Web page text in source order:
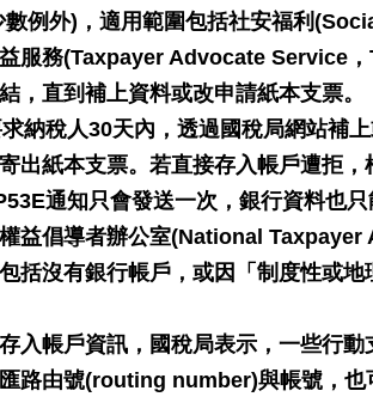
例外)，適用範圍包括社安福利
服務(Taxpayer Advocate Service
，直到補上資料或改申請紙本支票。
納稅人30天內，透過國稅局網站補
出紙本支票。若直接存入帳戶遭拒
通知只會發送一次，銀行資料也只
益倡導者辦公室(National
括沒有銀行帳戶，或因「制度性或
入帳戶資訊，國稅局表示，一些行
路由號(routing number)與帳號，